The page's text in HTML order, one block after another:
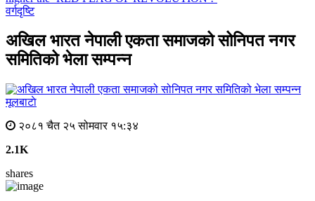
वर्गदृष्टि
अखिल भारत नेपाली एकता समाजको सोनिपत नगर
समितिको भेला सम्पन्न
मूलबाटाे
२०८१ चैत २५ सोमवार १५:३४
2.1K
shares